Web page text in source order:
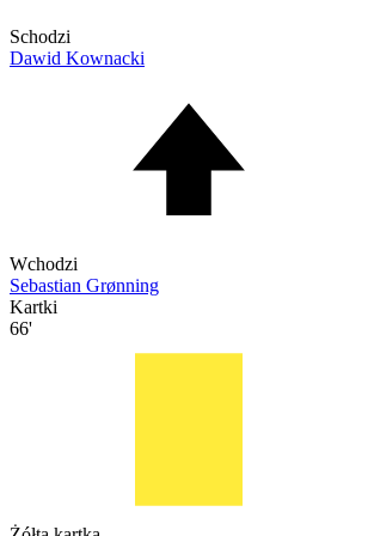
Schodzi
Dawid Kownacki
Wchodzi
Sebastian Grønning
Kartki
66'